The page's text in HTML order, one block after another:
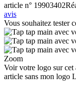
article n° 19903402
avis
Vous souhaitez tester
Zoom
Voir votre logo sur cet
article sans mon logo